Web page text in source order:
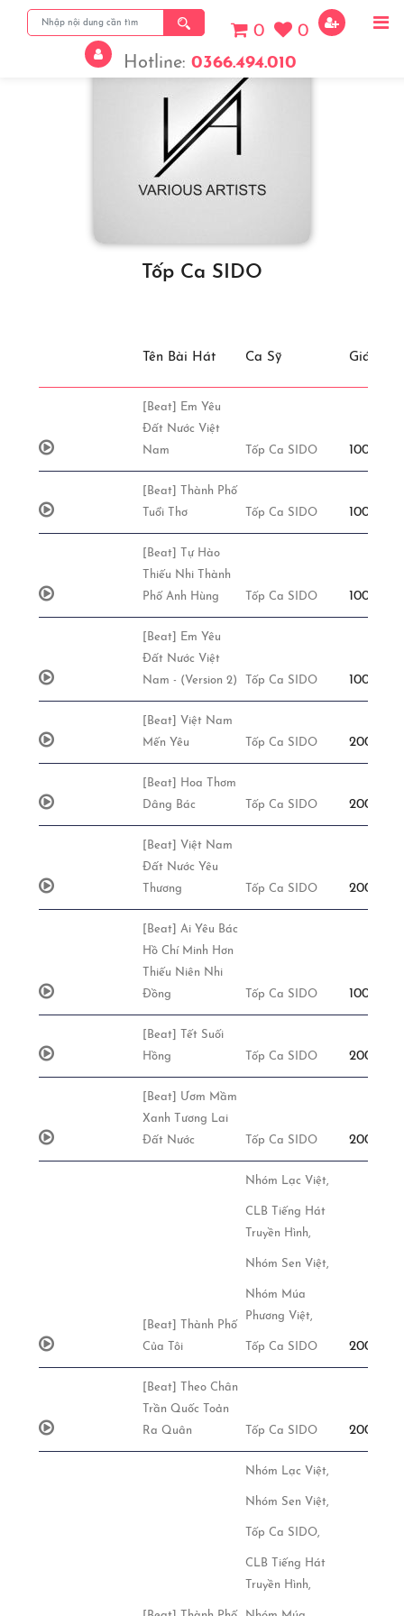
0
0
Hotline: 0366.494.010
Tốp Ca SIDO
Tên Bài Hát Ca Sỹ Giá
[Beat] Em Yêu
Đất Nước Việt
Nam
Tốp Ca SIDO
[Beat] Thành Phố
Tuổi Thơ
Tốp Ca SIDO
[Beat] Tự Hào
Thiếu Nhi Thành
Phố Anh Hùng
Tốp Ca SIDO
[Beat] Em Yêu
Đất Nước Việt
Nam - (Version 2)
Tốp Ca SIDO
[Beat] Việt Nam
Mến Yêu
Tốp Ca SIDO
[Beat] Hoa Thơm
Dâng Bác
Tốp Ca SIDO
[Beat] Việt Nam
Đất Nước Yêu
Thương
Tốp Ca SIDO
[Beat] Ai Yêu Bác
Hồ Chí Minh Hơn
Thiếu Niên Nhi
Đồng
Tốp Ca SIDO
[Beat] Tết Suối
Hồng
Tốp Ca SIDO
[Beat] Ươm Mầm
Xanh Tương Lai
Đất Nước
Tốp Ca SIDO
[Beat] Thành Phố
Của Tôi
Nhóm Lạc Việt,
CLB Tiếng Hát
Truyền Hình,
Nhóm Sen Việt,
Nhóm Múa
Phương Việt,
Tốp Ca SIDO
[Beat] Theo Chân
Trần Quốc Toản
Ra Quân
Tốp Ca SIDO
Nhóm Lạc Việt,
Nhóm Sen Việt,
Tốp Ca SIDO,
CLB Tiếng Hát
Truyền Hình,